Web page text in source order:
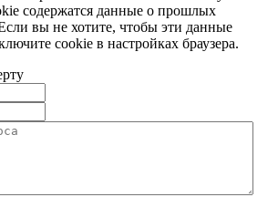
содержатся данные о прошлых
вы не хотите, чтобы эти данные
cookie в настройках браузера.